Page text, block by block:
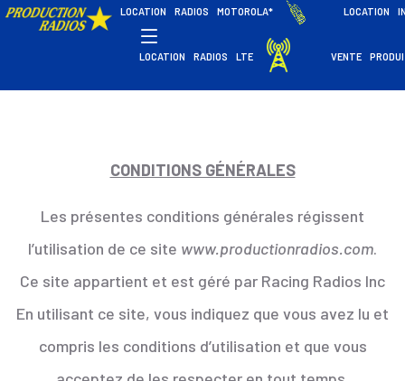
LOCATION RADIOS MOTOROLA* LOCATION
LOCATION RADIOS LTE VENTE
CONDITIONS GÉNÉRALES
Les présentes conditions générales régissent
l’utilisation de ce site www.productionradios.com.
Ce site appartient et est géré par Racing Radios Inc
En utilisant ce site, vous indiquez que vous avez lu et
compris les conditions d’utilisation et que vous